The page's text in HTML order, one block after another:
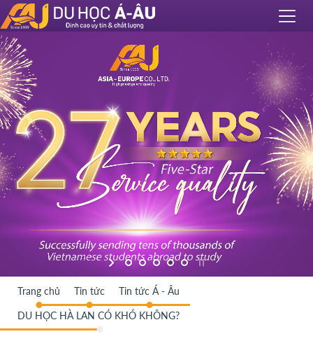
Trang chủ Tin tức Tin tức Á - Âu
DU HỌC HÀ LAN CÓ KHÓ KHÔNG?